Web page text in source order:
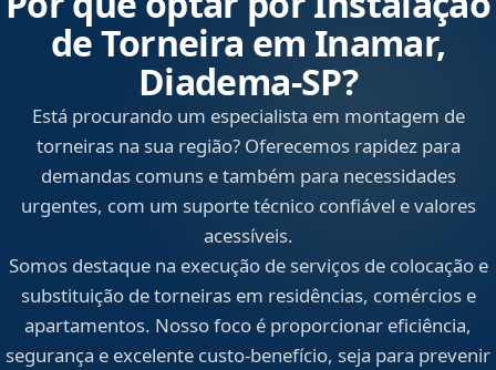
de Torneira em Inamar,
Diadema‑SP?
Está procurando um especialista em montagem de
torneiras na sua região? Oferecemos rapidez para
demandas comuns e também para necessidades
urgentes, com um suporte técnico confiável e valores
acessíveis.
Somos destaque na execução de serviços de colocação e
substituição de torneiras em residências, comércios e
apartamentos. Nosso foco é proporcionar eficiência,
segurança e excelente custo-benefício, seja para prevenir